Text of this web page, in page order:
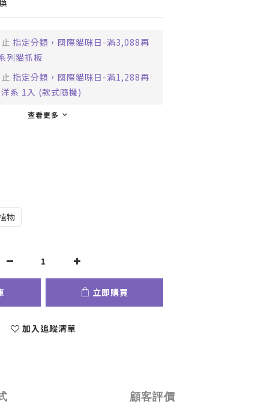
指定分類，國際貓咪日-滿3,088再
列貓抓板
指定分類，國際貓咪日-滿1,288再
系 1入 (款式隨機)
查看更多
物
立即購買
加入追蹤清單
顧客評價